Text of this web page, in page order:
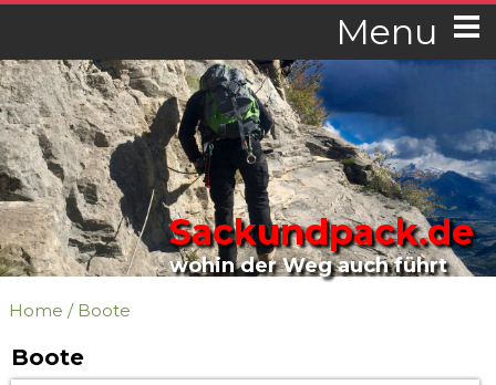
Menu
Sackundpack.de
wohin der Weg auch führt
Home / Boote
Boote